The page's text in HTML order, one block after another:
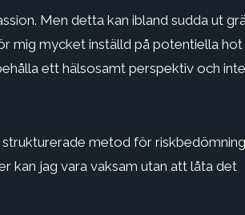
Men detta kan ibland sudda ut
mig mycket inställd på potentiella
ett hälsosamt perspektiv och
metod för
kan jag vara vaksam utan att låta det